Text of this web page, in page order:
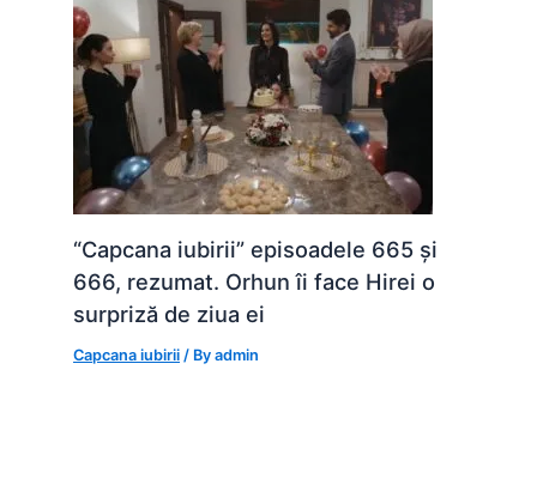
“Capcana iubirii” episoadele 665 și
666, rezumat. Orhun îi face Hirei o
surpriză de ziua ei
Capcana iubirii / Byadmin